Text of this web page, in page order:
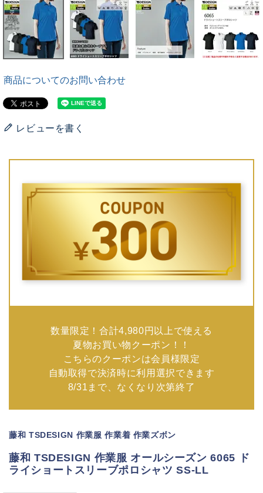
商品についてのお問い合わせ
レビューを書く
数量限定！合計4,980円以上で使える
夏物お買い物クーポン！！
こちらのクーポンは会員様限定
自動取得で決済時に利用選択できます
8/31まで、なくなり次第終了
藤和 TSDESIGN 作業服 作業着 作業ズボン
藤和 TSDESIGN 作業服 オールシーズン 6065 ド
ライショートスリーブポロシャツ SS-LL